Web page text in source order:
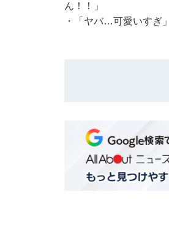
ん！！」
・
「ヤバ…可愛いすぎ